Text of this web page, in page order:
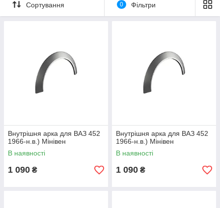
Сортування 0 Фільтри
Внутрішня арка для ВАЗ 452
1966-н.в.) Мінівен
В наявності
1 090 ₴
Внутрішня арка для ВАЗ 452
1966-н.в.) Мінівен
В наявності
1 090 ₴